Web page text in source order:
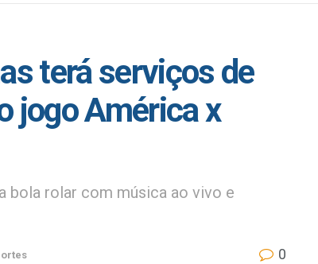
terá serviços de
jogo América x
bola rolar com música ao vivo e
0